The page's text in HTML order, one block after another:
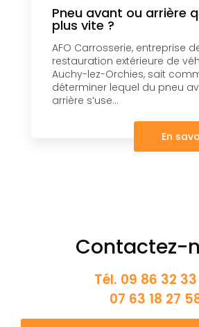
Pneu avant ou arrière
plus vite ?
AFO Carrosserie, entreprise
restauration extérieure de
Auchy-lez-Orchies, sait
déterminer lequel du pneu
arrière s’use...
En
Contactez-
Tél. 09 86 32
07 63 18 27